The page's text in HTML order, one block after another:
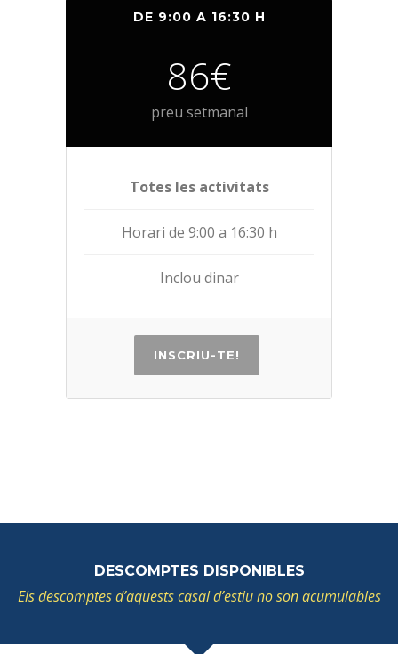
DE 9:00 A 16:30 H
86€
preu setmanal
Totes les activitats
Horari de 9:00 a 16:30 h
Inclou dinar
INSCRIU-TE!
DESCOMPTES DISPONIBLES
Els descomptes d’aquests casal d’estiu no son acumulables